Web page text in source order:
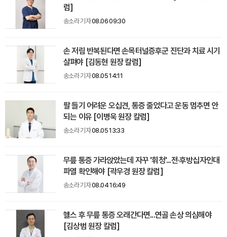
럼]
송소라 기자08.06 09:30
손 저림 반복된다면 손목터널증후군 진단과 치료 시기
살펴야 [김동현 원장 칼럼]
송소라 기자08.05 14:11
팔 들기 어려운 오십견, 통증 줄었다고 운동 멈추면 안
되는 이유 [이병욱 원장 칼럼]
송소라 기자08.05 13:33
무릎 통증 가라앉았는데 자꾸 '휘청'...전·후방십자인대
파열 확인해야 [곽우경 원장 칼럼]
송소라 기자08.04 16:49
헬스 후 무릎 통증 오래간다면...연골 손상 의심해야
[김상범 원장 칼럼]